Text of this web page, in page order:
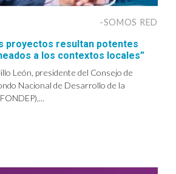
-SOMOS RED
proyectos resultan potentes
a los contextos locales”
León, presidente del Consejo de
Nacional de Desarrollo de la